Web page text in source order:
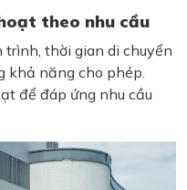
theo nhu cầu
thời gian di chuyển
khả năng cho phép.
để đáp ứng nhu cầu